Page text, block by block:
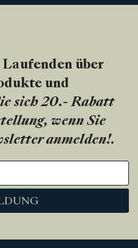
Laufenden über
und
sich 20.- Rabatt
wenn Sie
anmelden!.